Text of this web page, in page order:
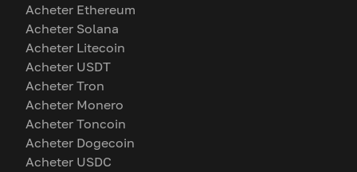
Acheter Ethereum
Acheter Solana
Acheter Litecoin
Acheter USDT
Acheter Tron
Acheter Monero
Acheter Toncoin
Acheter Dogecoin
Acheter USDC